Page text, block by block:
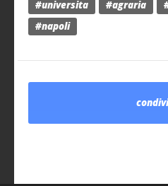
#universita #agraria
#napoli